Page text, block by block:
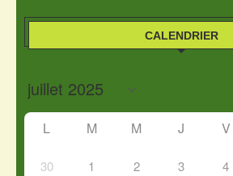
CALENDRIER
L M M J V
30 1 2 3 4